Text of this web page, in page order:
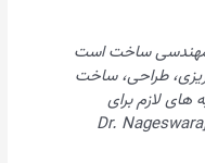
مهندسی ساخت است
طراحی، ساخت
های لازم برای
افزایش بهره وری تولید می شود. [Dr. Nageswara